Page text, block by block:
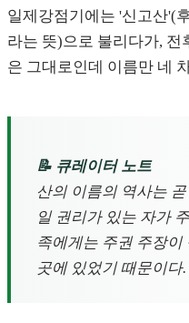
일제강점기에는 '신고산'(
라는 뜻)으로 불리다가, 전
은 그대로인데 이름만 네
📝 큐레이터 노트
산의 이름의 역사는
일 권리가 있는 자가
족에게는 주권 주장이
곳에 있었기 때문이다.